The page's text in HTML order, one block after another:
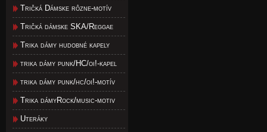
Tričká Dámske rôzne-motív
Tričká dámske SKA/Reggae
Trika dámy hudobné kapely
trika dámy punk/HC/oi!-kapel
trika dámy punk/hc/oi!-motív
Trika dámyRock/music-motiv
Uteráky